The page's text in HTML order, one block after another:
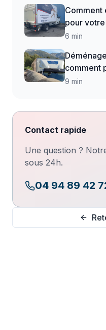
Comment
pour
6 min
comment
surprises
9 min
Contact rapide
Une question ?
sous 24h.
04 94 89 42